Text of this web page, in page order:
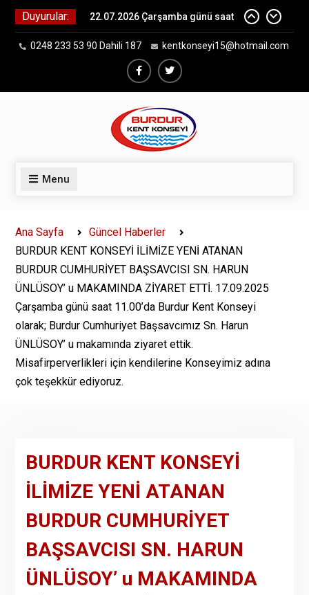
Skip
content
Duyurular:
22.07.2026 Çarşamba günü saat
16.30′ da Burdur MHP Kadın
Kolları (KAÇEP) Başkanlığı olarak;
Burdur Kent Konseyimize “Hayırlı
Olsun” ziyaretinde bulundular.
GÜVEN TAZELEDİ…
B.K.K. BAŞKANI AKIN;TÜRKİYE
BELEDİYELER BİRLİĞİ’NİN
olarak; yeniden güven tazeleyen
Orhan AKIN ve Yürütme Kurulu ilk
toplantısını gerçekleştirdi.
0248 233 53 90 Dahili 187 kentkonseyi15@hotmail.com
FacebookTwiter
Menu
Ana Sayfa
Güncel Haberler
BURDUR KENT KONSEYİ İLİMİZE YENİ ATANAN
BURDUR CUMHURİYET BAŞSAVCISI SN. HARUN
ÜNLÜSOY’ u MAKAMINDA ZİYARET ETTİ. 17.09.2025
Çarşamba günü saat 11.00’da Burdur Kent Konseyi
olarak; Burdur Cumhuriyet Başsavcımız Sn. Harun
ÜNLÜSOY’ u makamında ziyaret ettik.
Misafirperverlikleri için kendilerine Konseyimiz adına
çok teşekkür ediyoruz.
BURDUR KENT KONSEYİ
İLİMİZE YENİ ATANAN
BURDUR CUMHURİYET
BAŞSAVCISI SN. HARUN
ÜNLÜSOY’ u MAKAMINDA